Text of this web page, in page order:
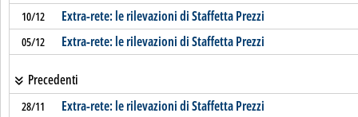
10/12 Extra-rete: le rilevazioni di Staffetta Prezzi
05/12 Extra-rete: le rilevazioni di Staffetta Prezzi
Precedenti
28/11 Extra-rete: le rilevazioni di Staffetta Prezzi